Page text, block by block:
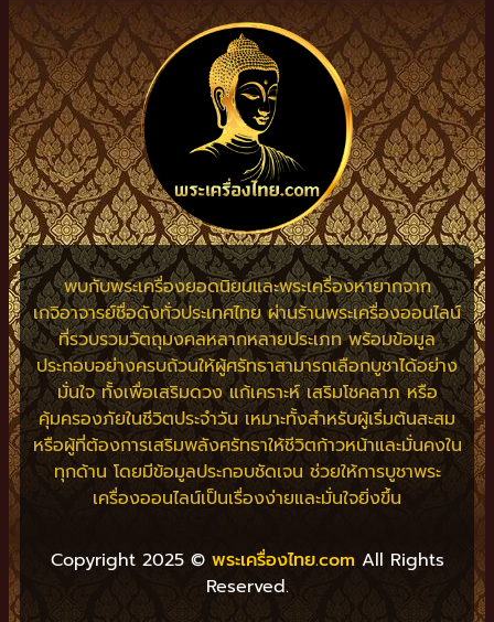
พบกับพระเครื่องยอดนิยมและพระเครื่องหายากจาก
เกจิอาจารย์ชื่อดังทั่วประเทศไทย ผ่านร้านพระเครื่องออนไลน์
ที่รวบรวมวัตถุมงคลหลากหลายประเภท พร้อมข้อมูล
ประกอบอย่างครบถ้วนให้ผู้ศรัทธาสามารถเลือกบูชาได้อย่าง
มั่นใจ ทั้งเพื่อเสริมดวง แก้เคราะห์ เสริมโชคลาภ หรือ
คุ้มครองภัยในชีวิตประจำวัน เหมาะทั้งสำหรับผู้เริ่มต้นสะสม
หรือผู้ที่ต้องการเสริมพลังศรัทธาให้ชีวิตก้าวหน้าและมั่นคงใน
ทุกด้าน โดยมีข้อมูลประกอบชัดเจน ช่วยให้การบูชาพระ
เครื่องออนไลน์เป็นเรื่องง่ายและมั่นใจยิ่งขึ้น
Copyright 2025 © พระเครื่องไทย.com All Rights
Reserved.